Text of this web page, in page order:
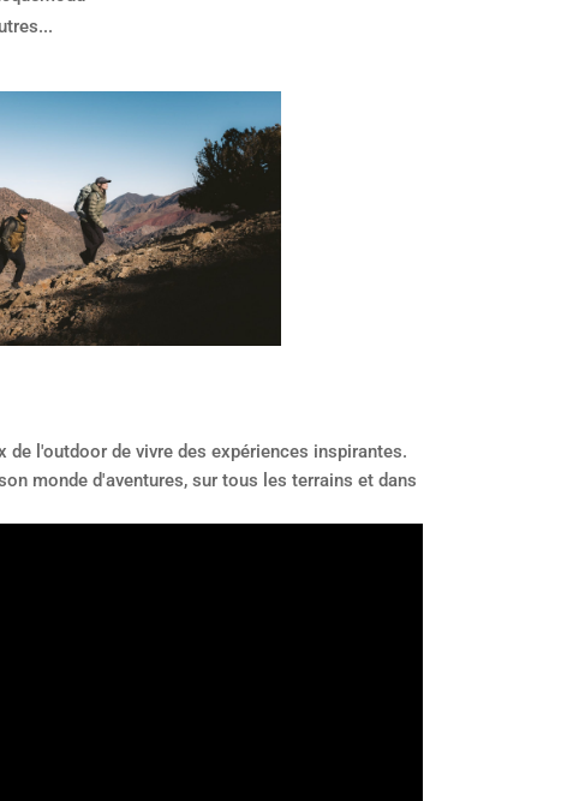
l'outdoor de vivre des expériences inspirantes.
monde d'aventures, sur tous les terrains et dans